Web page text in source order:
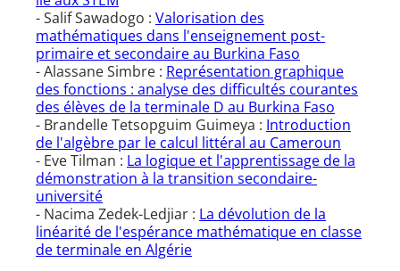
- Salif Sawadogo : Valorisation des
mathématiques dans l'enseignement post-
primaire et secondaire au Burkina Faso
- Alassane Simbre : Représentation graphique
des fonctions : analyse des difficultés courantes
des élèves de la terminale D au Burkina Faso
- Brandelle Tetsopguim Guimeya : Introduction
de l'algèbre par le calcul littéral au Cameroun
- Eve Tilman : La logique et l'apprentissage de la
démonstration à la transition secondaire-
université
- Nacima Zedek-Ledjiar : La dévolution de la
linéarité de l'espérance mathématique en classe
de terminale en Algérie